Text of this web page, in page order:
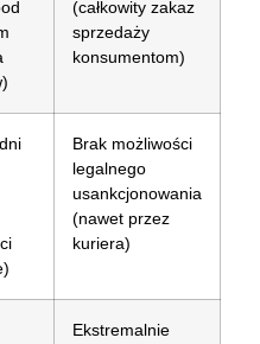
(całkowity zakaz
sprzedaży
konsumentom)
Brak możliwości
legalnego
usankcjonowania
(nawet przez
kuriera)
Ekstremalnie